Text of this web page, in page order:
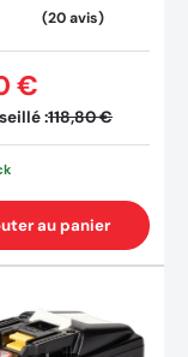
:118,80 €
€
au panier